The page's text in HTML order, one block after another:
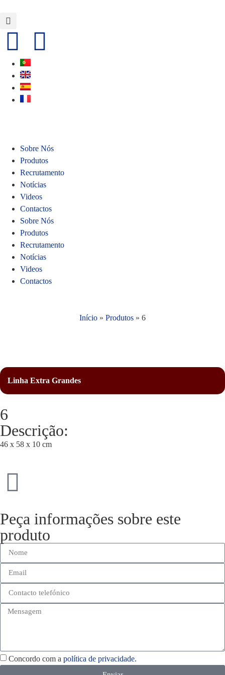
Sobre Nós
Produtos
Recrutamento
Notícias
Videos
Contactos
Sobre Nós
Produtos
Recrutamento
Notícias
Videos
Contactos
Início » Produtos » 6
Linha Extra Grandes
6
Descrição:
46 x 58 x 10 cm
Peça informações sobre este
produto
Concordo com a política de privacidade.